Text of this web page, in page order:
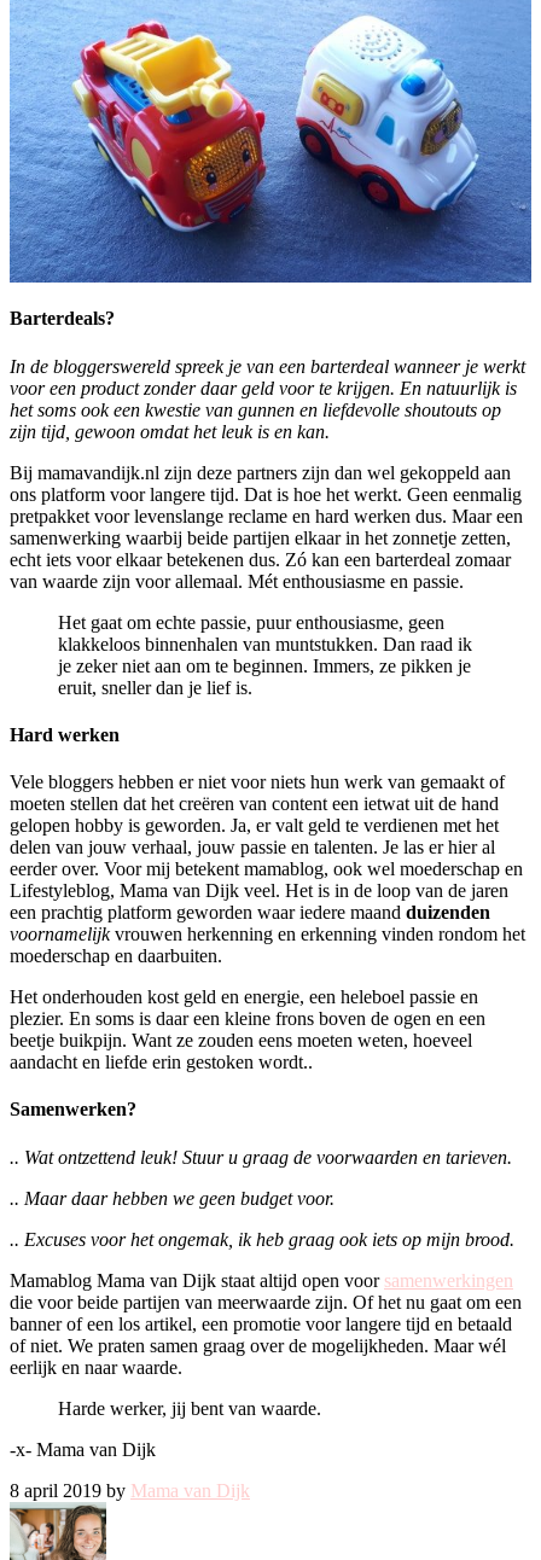
Barterdeals?
In de bloggerswereld spreek je van een barterdeal wanneer je werkt
voor een product zonder daar geld voor te krijgen. En natuurlijk is
het soms ook een kwestie van gunnen en liefdevolle shoutouts op
zijn tijd, gewoon omdat het leuk is en kan.
Bij mamavandijk.nl zijn deze partners zijn dan wel gekoppeld aan
ons platform voor langere tijd. Dat is hoe het werkt. Geen eenmalig
pretpakket voor levenslange reclame en hard werken dus. Maar een
samenwerking waarbij beide partijen elkaar in het zonnetje zetten,
echt iets voor elkaar betekenen dus. Zó kan een barterdeal zomaar
van waarde zijn voor allemaal. Mét enthousiasme en passie.
Het gaat om echte passie, puur enthousiasme, geen
klakkeloos binnenhalen van muntstukken. Dan raad ik
je zeker niet aan om te beginnen. Immers, ze pikken je
eruit, sneller dan je lief is.
Hard werken
Vele bloggers hebben er niet voor niets hun werk van gemaakt of
moeten stellen dat het creëren van content een ietwat uit de hand
gelopen hobby is geworden. Ja, er valt geld te verdienen met het
delen van jouw verhaal, jouw passie en talenten. Je las er hier al
eerder over. Voor mij betekent mamablog, ook wel moederschap en
Lifestyleblog, Mama van Dijk veel. Het is in de loop van de jaren
een prachtig platform geworden waar iedere maand duizenden
voornamelijkvrouwen herkenning en erkenning vinden rondom het
moederschap en daarbuiten.
Het onderhouden kost geld en energie, een heleboel passie en
plezier. En soms is daar een kleine frons boven de ogen en een
beetje buikpijn. Want ze zouden eens moeten weten, hoeveel
aandacht en liefde erin gestoken wordt..
Samenwerken?
.. Wat ontzettend leuk! Stuur u graag de voorwaarden en tarieven.
.. Maar daar hebben we geen budget voor.
.. Excuses voor het ongemak, ik heb graag ook iets op mijn brood.
Mamablog Mama van Dijk staat altijd open voor samenwerkingen
die voor beide partijen van meerwaarde zijn. Of het nu gaat om een
banner of een los artikel, een promotie voor langere tijd en betaald
of niet. We praten samen graag over de mogelijkheden. Maar wél
eerlijk en naar waarde.
Harde werker, jij bent van waarde.
-x- Mama van Dijk
8 april 2019 by Mama van Dijk